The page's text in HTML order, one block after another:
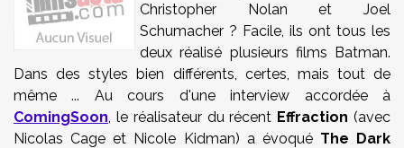
Christopher Nolan et Joel
Schumacher ? Facile, ils ont tous les
deux réalisé plusieurs films Batman.
Dans des styles bien différents, certes, mais tout de
même ... Au cours d'une interview accordée à
ComingSoon, le réalisateur du récent Effraction (avec
Nicolas Cage et Nicole Kidman) a évoqué The Dark